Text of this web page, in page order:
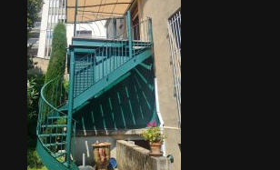
ÉQUIPEMENTS AGRICOLES
CONTACT